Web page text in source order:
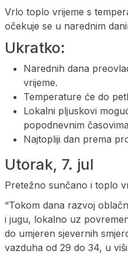
Vrlo toplo vrijeme s
očekuje se u narednim
Ukratko:
Narednih dana
vrijeme.
Temperature će do
Lokalni pljuskovi
popodnevnim
Najtopliji dan prema
Utorak, 7. jul
Pretežno sunčano i toplo
“Tokom dana razvoj
i jugu, lokalno uz
do umjeren sjevernih
vazduha od 29 do 34, u